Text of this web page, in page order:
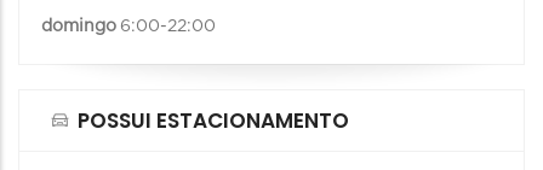
domingo 6:00-22:00
POSSUI ESTACIONAMENTO